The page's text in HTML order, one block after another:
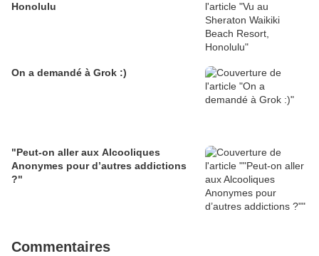
Honolulu
On a demandé à Grok :)
"Peut-on aller aux Alcooliques
Anonymes pour d’autres addictions
?"
Commentaires